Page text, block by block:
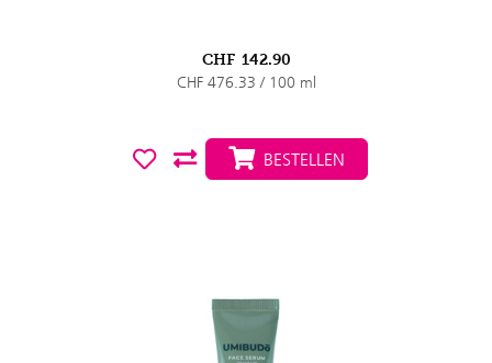
CHF 142.90
CHF 476.33 / 100 ml
BESTELLEN